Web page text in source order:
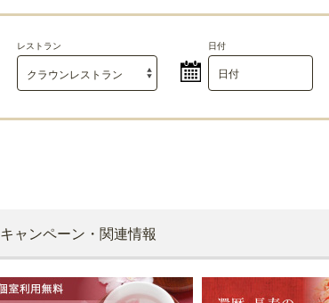
キャンペーン・関連情報